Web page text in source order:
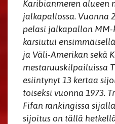
Karibianmeren alueen
jalkapallossa. Vuonna
pelasi jalkapallon MM-
karsiutui
ja Väli-Amerikan sekä
mestaruuskilpailuissa
esiintynyt 13 kertaa
toiseksi vuonna 1973.
Fifan rankingissa
sijoitus on tällä